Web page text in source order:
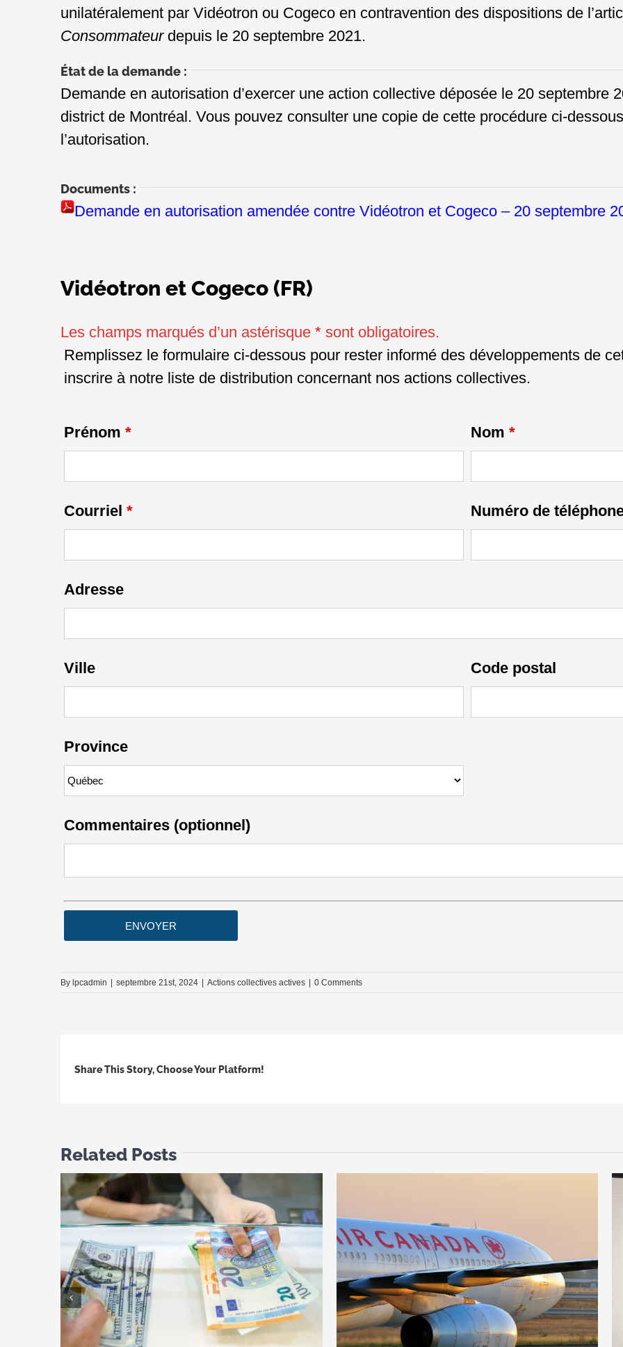
unilatéralement par Vidéotron ou Cogeco en contravention des dispositions de
Consommateurdepuis le 20 septembre 2021.
État de la demande :
Demande en autorisation d’exercer une action collective déposée le 20 septembre
district de Montréal. Vous pouvez consulter une copie de cette procédure ci-
l’autorisation.
Documents :
Demande en autorisation amendée contre Vidéotron et Cogeco – 20 septembre
Vidéotron et Cogeco (FR)
Les champs marqués d’un astérisque * sont obligatoires.
Remplissez le formulaire ci-dessous pour rester informé des développements de
inscrire à notre liste de distribution concernant nos actions collectives.
Prénom * Nom *
Courriel * Numéro de
Adresse
Ville
Province
Code postal
Commentaires (optionnel)
By lpcadmin septembre 21st, 2024 Actions collectives actives 0 Comments
Share This Story, Choose Your Platform!
Related Posts